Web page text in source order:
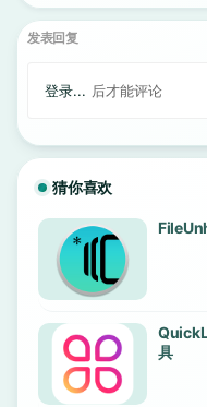
发表回复
登录... 后才能评论
猜你喜欢
具